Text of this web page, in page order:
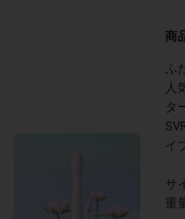
商
ふ
人
タ
イ
サ
重